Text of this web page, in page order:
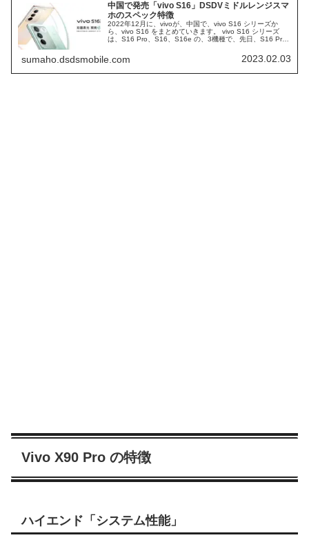
中国で発売「vivo S16」DSDVミドルレンジスマ
ホのスペック特徴
2022年12月に、vivoが、中国で、vivo S16 シリーズか
ら、vivo S16 をまとめていきます。 vivo S16 シリーズ
は、S16 Pro、S16、S16e の、3機種で、先日、S16 Pro
sumaho.dsdsmobile.com 2023.02.03
Vivo X90 Pro の特徴
ハイエンド「システム性能」